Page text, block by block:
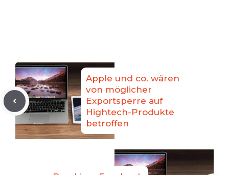
Apple und co. wären
von möglicher
Exportsperre auf
Hightech-Produkte
betroffen